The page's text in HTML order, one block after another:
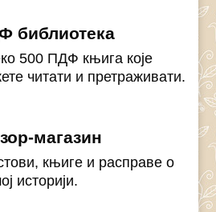
библиотека
500 ПДФ књига које
читати и претраживати.
магазин
књиге и расправе о
историји.